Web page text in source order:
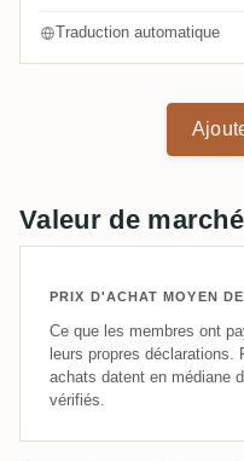
Traduction automatique
Valeur de marché
PRIX D'ACHAT MOYEN
Ce que les membres ont
leurs propres
achats datent en médiane
vérifiés.